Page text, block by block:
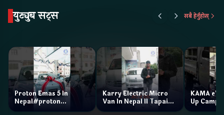
युट्युब सट्स सबै हेर्नुहोस्
Proton Emas 5 In
Nepal#proton
#protonemas5#protonnepal#evcarnepal
Karry Electric Micro
Van In Nepal II Tapaiko
Bazar II Jankari
KAMA eV
Up Camp